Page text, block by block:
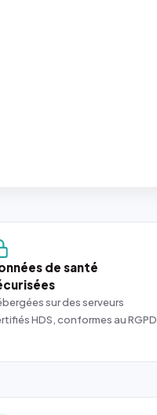
de santé
sur des serveurs
HDS, conformes au RGPD.